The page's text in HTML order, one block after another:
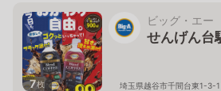
7枚
ビッグ・エー
せんげん台
埼玉県越谷市千間台東1-3-1